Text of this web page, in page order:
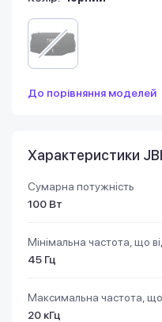
До порівняння моделей
Характеристики
Сумарна потужність
100 Вт
Мінімальна частота, що
45 Гц
Максимальна частота,
20 кГц